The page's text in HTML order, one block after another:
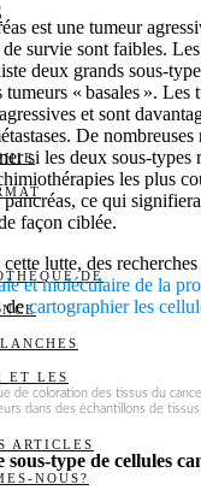
DE
ET LES
ARTICLES
NOUS?
est une tumeur
survie sont faibles.
deux grands sous-
tumeurs « basales ». Les
et sont
De nombreuses
si les deux sous-types
les plus
ce qui
façon ciblée.
lutte, des recherches
et moléculaire de la
decartographier les
de coloration des tissus du
dans des échantillons de
type de cellules